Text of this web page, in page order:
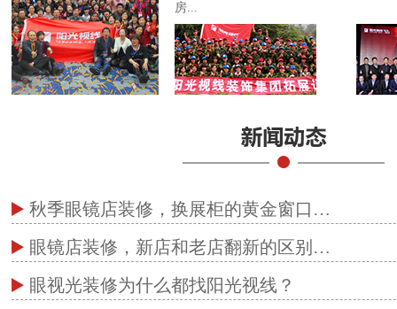
房...
秋季眼镜店装修，换展柜的黄金窗口…
眼镜店装修，新店和老店翻新的区别…
眼视光装修为什么都找阳光视线？